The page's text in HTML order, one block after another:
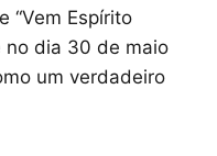
“Vem Espírito
no dia 30 de maio
um verdadeiro